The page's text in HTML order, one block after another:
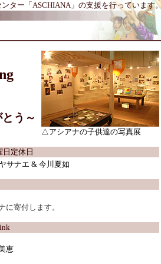
ター「ASCHIANA」の支援を行っています。
△アシアナの子供達の写真展
う～
定休日
ナエ & 今川夏如
に寄付します。
恵